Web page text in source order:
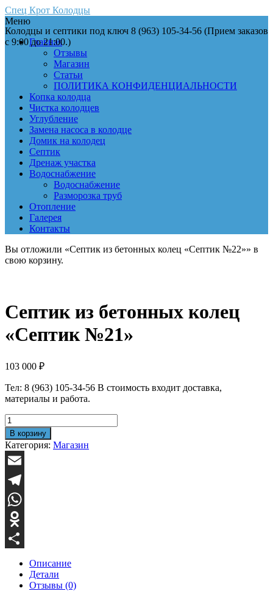
Спец Крот Колодцы
Колодцы и септики под ключ 8 (963) 105-34-56 (Прием заказов
с 9:00 до 21:00.)
Меню
Главная
Отзывы
Магазин
Статьи
ПОЛИТИКА КОНФИДЕНЦИАЛЬНОСТИ
Копка колодца
Чистка колодцев
Углубление
Замена насоса в колодце
Домик на колодец
Септик
Дренаж участка
Водоснабжение
Водоснабжение
Разморозка труб
Отопление
Галерея
Контакты
Вы отложили «Септик из бетонных колец «Септик №22»» в
свою корзину.
Септик из бетонных колец
«Септик №21»
103 000 ₽
Тел: 8 (963) 105-34-56 В стоимость входит доставка,
материалы и работа.
Количество
товара
Септик
из
бетонных
колец
"Септик
№21"
В корзину
Категория: Магазин
Email
Telegram
WhatsApp
Odnoklassniki
Отправить
Описание
Детали
Отзывы (0)